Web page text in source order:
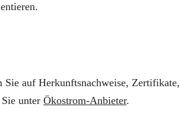
auf Herkunftsnachweise, Zertifikate,
unter Ökostrom-Anbieter.